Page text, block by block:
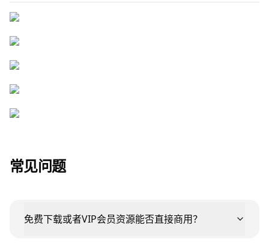
常见问题
免费下载或者VIP会员资源能否直接商用？